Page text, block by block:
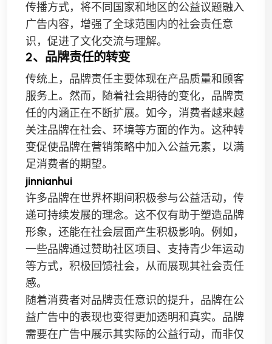
传播方式，将不同国家和地区的公益议题融入
广告内容，增强了全球范围内的社会责任意
识，促进了文化交流与理解。
2、品牌责任的转变
传统上，品牌责任主要体现在产品质量和顾客
服务上。然而，随着社会期待的变化，品牌责
任的内涵正在不断扩展。如今，消费者越来越
关注品牌在社会、环境等方面的作为。这种转
变促使品牌在营销策略中加入公益元素，以满
足消费者的期望。
jinnianhui
许多品牌在世界杯期间积极参与公益活动，传
递可持续发展的理念。这不仅有助于塑造品牌
形象，还能在社会层面产生积极影响。例如，
一些品牌通过赞助社区项目、支持青少年运动
等方式，积极回馈社会，从而展现其社会责任
感。
随着消费者对品牌责任意识的提升，品牌在公
益广告中的表现也变得更加透明和真实。品牌
需要在广告中展示其实际的公益行动，而非仅